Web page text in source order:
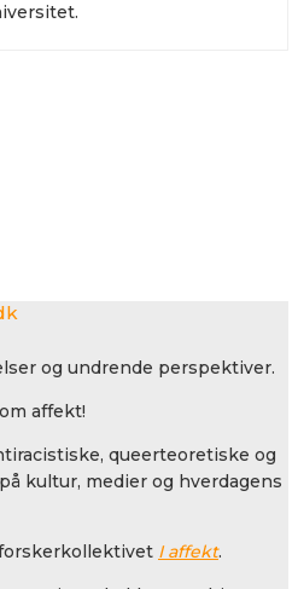
og undrende perspektiver.
affekt!
queerteoretiske og
kultur, medier og hverdagens
I affekt.